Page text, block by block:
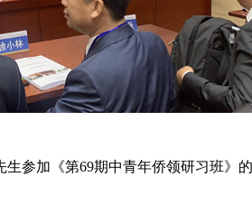
参加《第69期中青年侨领研习班》的